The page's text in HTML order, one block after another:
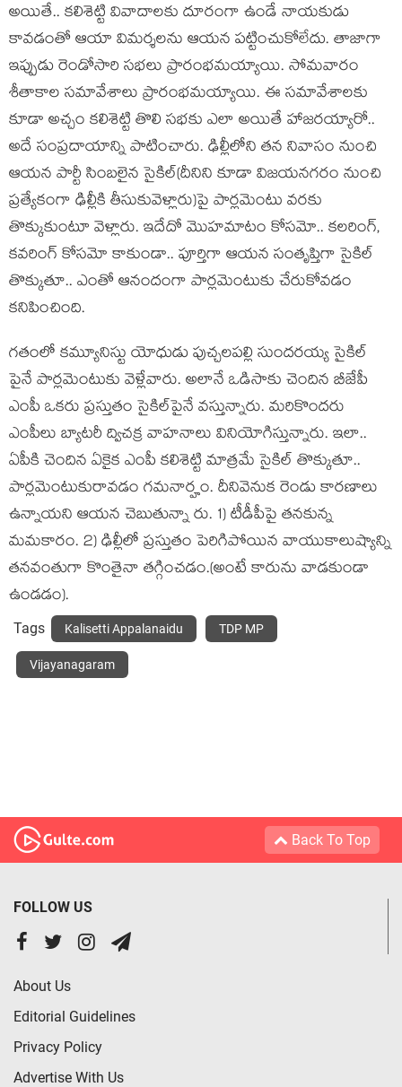
అయితే.. క‌లిశెట్టి వివాదాల‌కు దూరంగా ఉండే నాయ‌కుడు
కావ‌డంతో ఆయా విమ‌ర్శ‌ల‌ను ఆయ‌న ప‌ట్టించుకోలేదు. తాజాగా
ఇప్పుడు రెండోసారి స‌భ‌లు ప్రారంభ‌మ‌య్యాయి. సోమ‌వారం
శీతాకాల స‌మావేశాలు ప్రారంభ‌మ‌య్యాయి. ఈ స‌మావేశాల‌కు
కూడా అచ్చం క‌లిశెట్టి తొలి స‌భ‌కు ఎలా అయితే హాజ‌రయ్యారో..
అదే సంప్ర‌దాయాన్ని పాటించారు. ఢిల్లీలోని త‌న నివాసం నుంచి
ఆయ‌న పార్టీ సింబ‌లైన సైకిల్‌(దీనిని కూడా విజ‌య‌న‌గ‌రం నుంచి
ప్ర‌త్యేకంగా ఢిల్లీకి తీసుకువెళ్లారు)పై పార్ల‌మెంటు వ‌ర‌కు
తొక్కుకుంటూ వెళ్లారు. ఇదేదో మొహ‌మాటం కోస‌మో.. క‌ల‌రింగ్,
క‌వ‌రింగ్ కోస‌మో కాకుండా.. పూర్తిగా ఆయ‌న సంతృప్తిగా సైకిల్
తొక్కుతూ.. ఎంతో ఆనందంగా పార్ల‌మెంటుకు చేరుకోవ‌డం
క‌నిపించింది.
గ‌తంలో క‌మ్యూనిస్టు యోధుడు పుచ్చ‌లప‌ల్లి సుంద‌ర‌య్య సైకిల్
పైనే పార్ల‌మెంటుకు వెళ్లేవారు. అలానే ఒడిసాకు చెందిన బీజేపీ
ఎంపీ ఒక‌రు ప్ర‌స్తుతం సైకిల్‌పైనే వ‌స్తున్నారు. మ‌రికొంద‌రు
ఎంపీలు బ్యాట‌రీ ద్విచ‌క్ర వాహ‌నాలు వినియోగిస్తున్నారు. ఇలా..
ఏపీకి చెందిన ఏకైక ఎంపీ క‌లిశెట్టి మాత్ర‌మే సైకిల్ తొక్కుతూ..
పార్ల‌మెంటుకురావ‌డం గ‌మ‌నార్హం. దీనివెనుక రెండు కార‌ణాలు
ఉన్నాయ‌ని ఆయ‌న చెబుతున్నా రు. 1) టీడీపీపై త‌న‌కున్న
మ‌మ‌కారం. 2) ఢిల్లీలో ప్ర‌స్తుతం పెరిగిపోయిన వాయుకాలుష్యాన్ని
త‌న‌వంతుగా కొంతైనా త‌గ్గించ‌డం.(అంటే కారును వాడ‌కుండా
ఉండ‌డం).
Tags Kalisetti Appalanaidu TDP MP
Vijayanagaram
Back To Top
FOLLOW US
About Us
Editorial Guidelines
Privacy Policy
Advertise With Us